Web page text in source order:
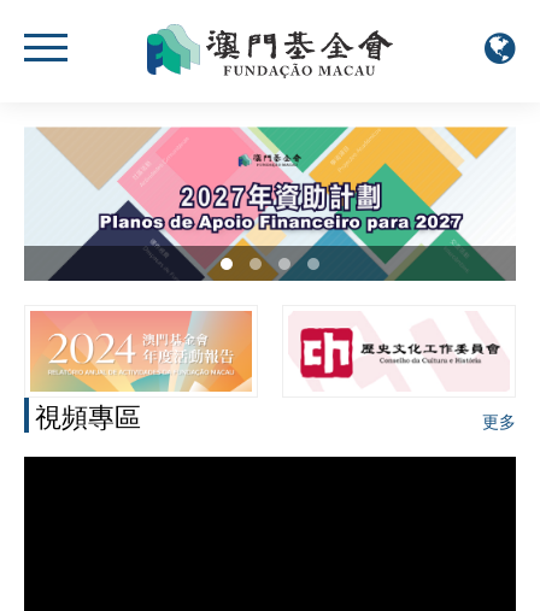
視頻專區 更多